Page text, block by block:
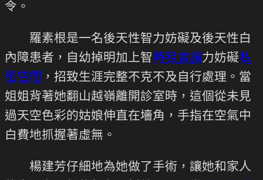
令。
羅素根是一名後天性智力妨礙及後天性白
內障患者，自幼掉明加上智時租會議力妨礙私
密空間 ，招致生涯完整不克不及自行處理。當
姐姐背著她翻山越嶺離開診室時，這個從未見
過天空色彩的姑娘伸直在墻角，手指在空氣中
白費地抓握著虛無。
楊建芳仔細地為她做了手術，讓她和家人